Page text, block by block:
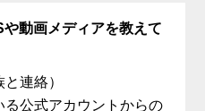
動画メディアを教えて
連絡）
る公式アカウントからの